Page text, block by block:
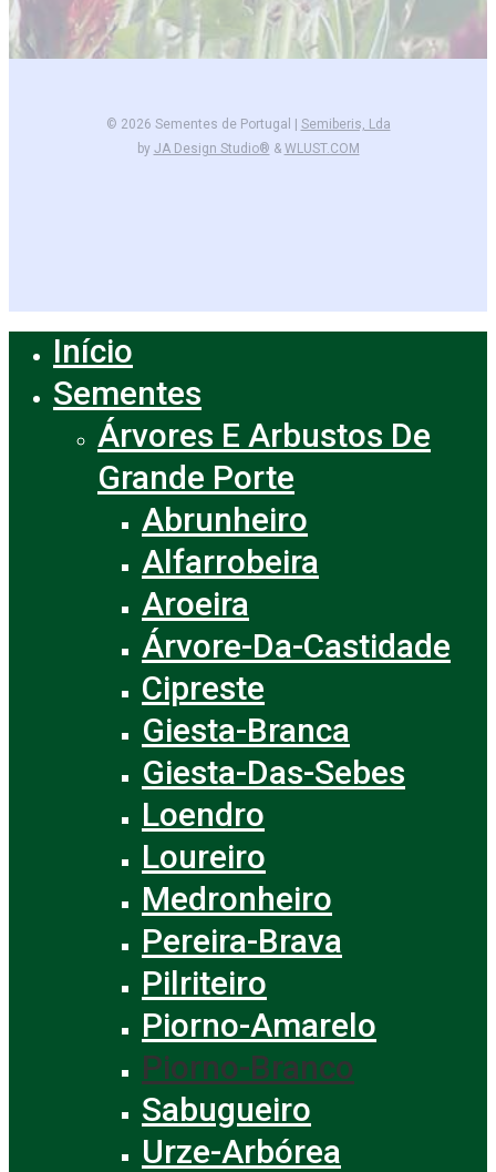
© 2026 Sementes de Portugal | Semiberis, Lda
by JA Design Studio® & WLUST.COM
Menu
Início
Sementes
Árvores E Arbustos De
Grande Porte
Abrunheiro
Alfarrobeira
Aroeira
Árvore-Da-Castidade
Cipreste
Giesta-Branca
Giesta-Das-Sebes
Loendro
Loureiro
Medronheiro
Pereira-Brava
Pilriteiro
Piorno-Amarelo
Piorno-Branco
Sabugueiro
Urze-Arbórea